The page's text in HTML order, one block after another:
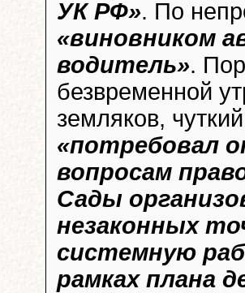
УК РФ». По
«виновником
водитель».
безвременной
земляков,
«потребовал
вопросам
Сады
незаконных
системную
рамках плана